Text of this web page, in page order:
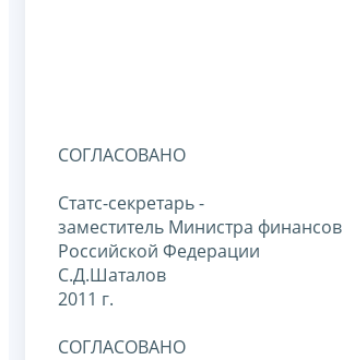
СОГЛАСОВАНО
Статс-секретарь -
заместитель Министра финансов
Российской Федерации
С.Д.Шаталов
2011 г.
СОГЛАСОВАНО